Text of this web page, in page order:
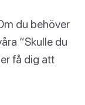
du behöver
“Skulle du
få dig att